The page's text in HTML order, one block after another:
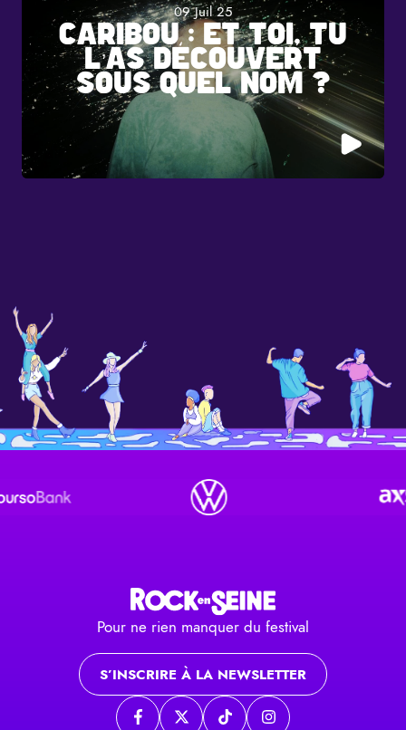
09 Juil 25
CARIBOU : ET TOI, TU
L’AS DÉCOUVERT
SOUS QUEL NOM ?
Pour ne rien manquer du festival
S’INSCRIRE À LA NEWSLETTER